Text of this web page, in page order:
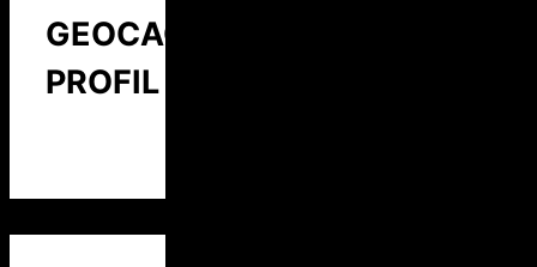
GEOCACHING
PROFIL